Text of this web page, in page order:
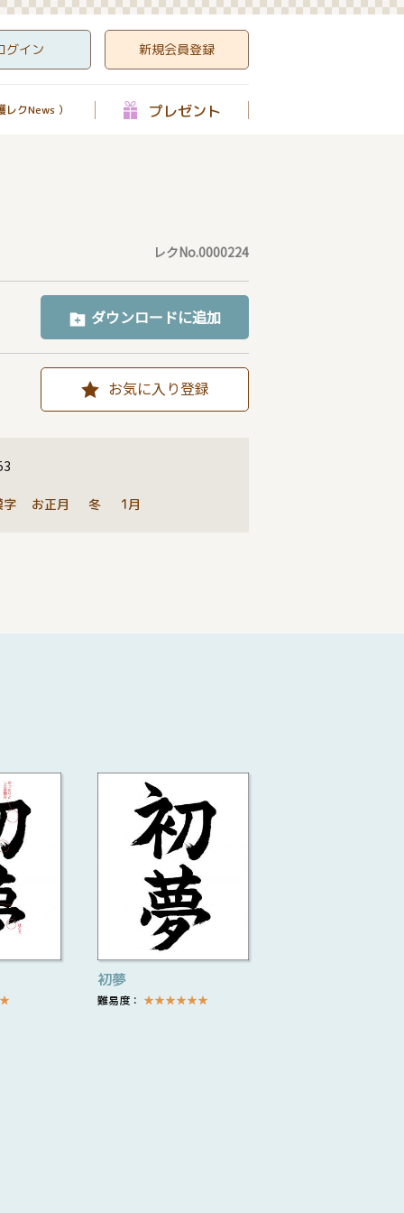
グイン 新規会員登録
レクNews ） プレゼント
レクNo.0000224
ダウンロードに追加
お気に入り登録
字 お正月 冬 1月
★
初夢
難易度： ★★★★★★